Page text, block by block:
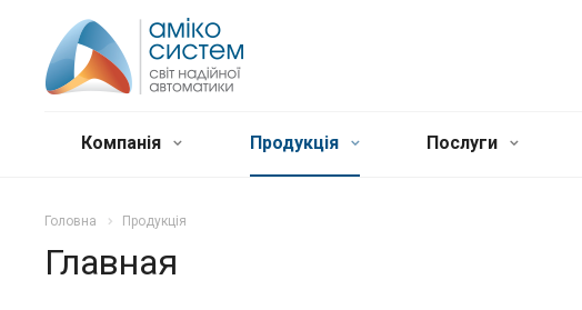
Компанія Продукція Послуги
Головна Продукція
Главная